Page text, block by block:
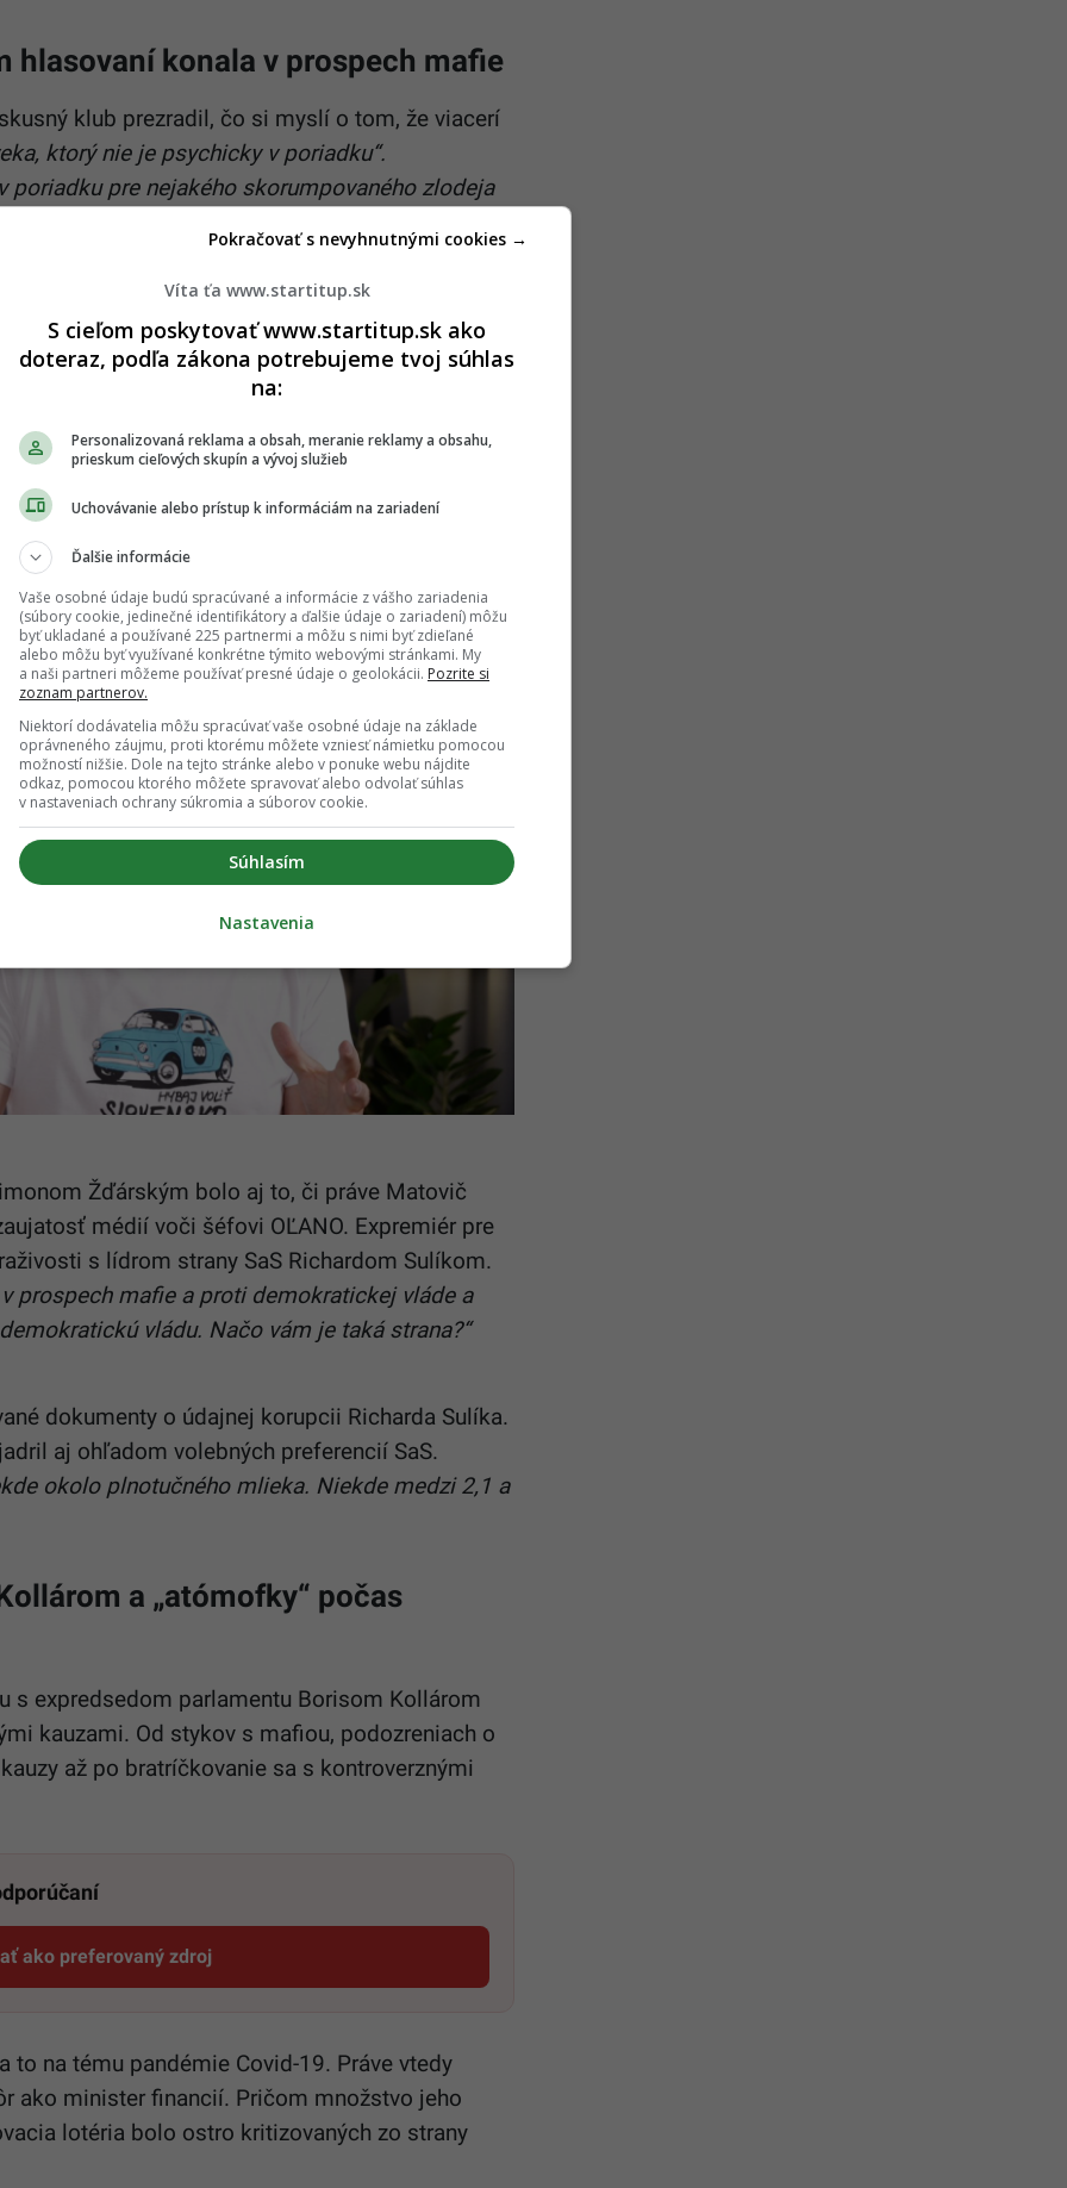
hlasovaní konala v prospech mafie
klub prezradil, čo si myslí o tom, že viacerí
ktorý nie je psychicky v poriadku“.
poriadku pre nejakého skorumpovaného zlodeja
za akých okolností by bol ochotný ísť na
mi Fico, Danko a na začiatku ešte Mečiar,
kraľoval Slota či Mečiar, každý z nich hovoril,
líder OĽANO.
Žďárským bolo aj to, či práve Matovič
médií voči šéfovi OĽANO. Expremiér pre
s lídrom strany SaS Richardom Sulíkom.
prospech mafie a proti demokratickej vláde a
vládu. Načo vám je taká strana?“
dokumenty o údajnej korupcii Richarda Sulíka.
aj ohľadom volebných preferencií SaS.
okolo plnotučného mlieka. Niekde medzi 2,1 a
a „atómofky“ počas
s expredsedom parlamentu Borisom Kollárom
kauzami. Od stykov s mafiou, podozreniach o
až po bratríčkovanie sa s kontroverznými
ako preferovaný zdroj
Startitup, odkaz sa otvorí v novom okne
na tému pandémie Covid-19. Práve vtedy
ako minister financií. Pričom množstvo jeho
lotéria bolo ostro kritizovaných zo strany
Víta ťa www.startitup.sk
S cieľom poskytovať www.startitup.sk ako
doteraz, podľa zákona potrebujeme tvoj súhlas
na:
Personalizovaná reklama a obsah, meranie reklamy a obsahu,
prieskum cieľových skupín a vývoj služieb
Uchovávanie alebo prístup k informáciám na zariadení
Ďalšie informácie
Vaše osobné údaje budú spracúvané a informácie z vášho zariadenia
(súbory cookie, jedinečné identifikátory a ďalšie údaje o zariadení) môžu
byť ukladané a používané 225 partnermi a môžu s nimi byť zdieľané
alebo môžu byť využívané konkrétne týmito webovými stránkami. My
a naši partneri môžeme používať presné údaje o geolokácii. Pozrite si
zoznam partnerov.
Niektorí dodávatelia môžu spracúvať vaše osobné údaje na základe
oprávneného záujmu, proti ktorému môžete vzniesť námietku pomocou
možností nižšie. Dole na tejto stránke alebo v ponuke webu nájdite
odkaz, pomocou ktorého môžete spravovať alebo odvolať súhlas
v nastaveniach ochrany súkromia a súborov cookie.
Súhlasím
Pokračovať s nevyhnutnými cookies →
Nastavenia